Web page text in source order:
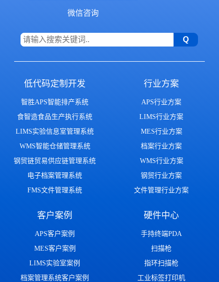
微信咨询
低代码定制开发
智胜APS智能排产系统
食智造食品生产执行系统
LIMS实验信息室管理系统
WMS智能仓储管理系统
钢贸链贸易供应链管理系统
电子档案管理系统
FMS文件管理系统
行业方案
APS行业方案
LIMS行业方案
MES行业方案
档案行业方案
WMS行业方案
钢贸行业方案
文件管理行业方案
客户案例
APS客户案例
MES客户案例
LIMS实验室案例
档案管理系统客户案例
硬件中心
手持终端PDA
扫描枪
指环扫描枪
工业标签打印机